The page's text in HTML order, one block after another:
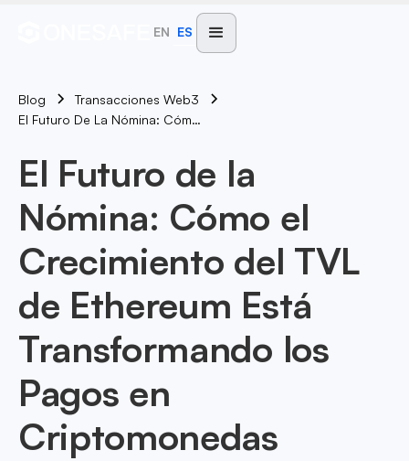
EN ES
Blog
Transacciones Web3
El Futuro De La Nómina: Cómo El Crecimiento Del TVL De Ethereum Está Transformando Los Pagos En Criptomonedas
El Futuro de la
Nómina: Cómo el
Crecimiento del TVL
de Ethereum Está
Transformando los
Pagos en
Criptomonedas